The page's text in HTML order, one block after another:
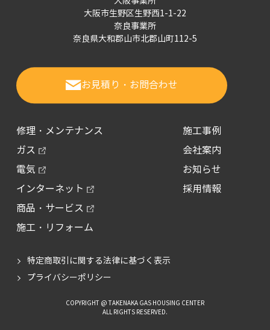
大阪市生野区生野西1-1-22
奈良事業所
奈良県大和郡山市北郡山町112-5
お見積り・お問合わせ
修理・メンテナンス
ガス
電気
インターネット
商品・サービス
施工・リフォーム
施工事例
会社案内
お知らせ
採用情報
特定商取引に関する法律に基づく表示
プライバシーポリシー
COPYRIGHT @ TAKENAKA GAS HOUSING CENTER
ALL RIGHTS RESERVED.